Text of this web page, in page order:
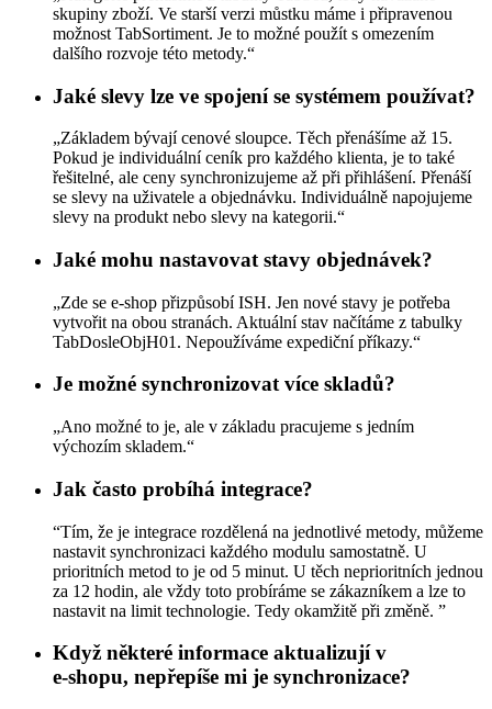
skupiny zboží. Ve starší verzi můstku máme i připravenou
možnost TabSortiment. Je to možné použít s omezením
dalšího rozvoje této metody.“
Jaké slevy lze ve spojení se systémem používat?
„Základem bývají cenové sloupce. Těch přenášíme až 15.
Pokud je individuální ceník pro každého klienta, je to také
řešitelné, ale ceny synchronizujeme až při přihlášení. Přenáší
se slevy na uživatele a objednávku. Individuálně napojujeme
slevy na produkt nebo slevy na kategorii.“
Jaké mohu nastavovat stavy objednávek?
„Zde se e-shop přizpůsobí ISH. Jen nové stavy je potřeba
vytvořit na obou stranách. Aktuální stav načítáme z tabulky
TabDosleObjH01. Nepoužíváme expediční příkazy.“
Je možné synchronizovat více skladů?
„Ano možné to je, ale v základu pracujeme s jedním
výchozím skladem.“
Jak často probíhá integrace?
“Tím, že je integrace rozdělená na jednotlivé metody, můžeme
nastavit synchronizaci každého modulu samostatně. U
prioritních metod to je od 5 minut. U těch neprioritních jednou
za 12 hodin, ale vždy toto probíráme se zákazníkem a lze to
nastavit na limit technologie. Tedy okamžitě při změně. ”
Když některé informace aktualizují v
e-shopu, nepřepíše mi je synchronizace?